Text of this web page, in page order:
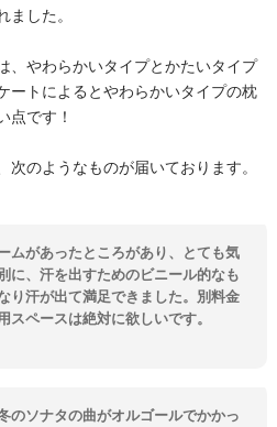
ました。
、やわらかいタイプとかたいタイプ
ートによるとやわらかいタイプの枕
点です！
次のようなものが届いております。
ムがあったところがあり、とても気
に、汗を出すためのビニール的なも
り汗が出て満足できました。別料金
スペースは絶対に欲しいです。
のソナタの曲がオルゴールでかかっ